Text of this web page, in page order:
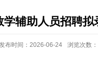
辅助人员招聘拟
布时间：2026-06-24 浏览次数：